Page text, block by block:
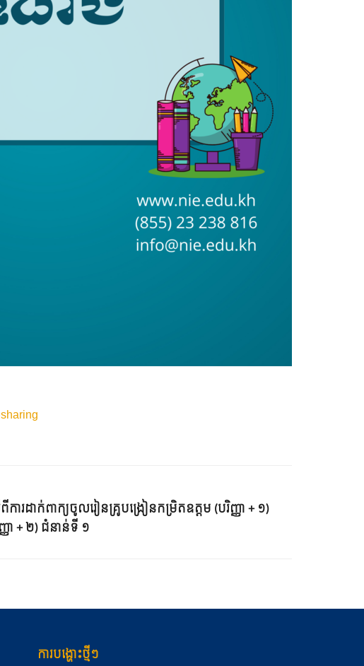
រដាក់ពាក្យចូលរៀនគ្រូបង្រៀនកម្រិតឧត្តម (បរិញ្ញា + ១)
ា + ២) ជំនាន់ទី ១
ការបង្ហោះថ្មីៗ